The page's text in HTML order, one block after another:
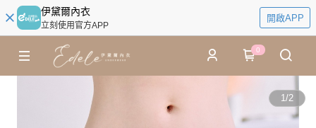
伊黛爾內衣
立刻使用官方APP
開啟APP
0
1/2